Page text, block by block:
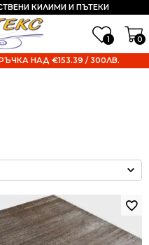
1 0
КИЛИМИ И ПЪТЕКИ
НАД €153.39 / 300ЛВ.